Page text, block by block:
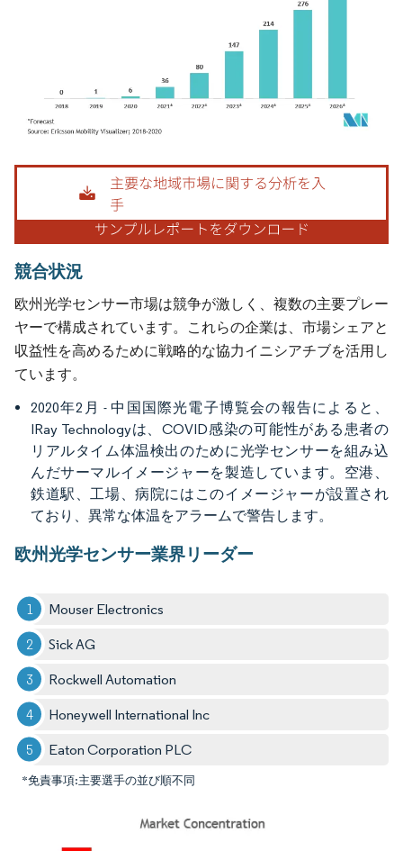
画像 © Mordor Intelligence。再利用にはCC BY 4.0の表示が必要です。
競合状況
欧州光学センサー市場は競争が激しく、複数の主要プレー
ヤーで構成されています。これらの企業は、市場シェアと
収益性を高めるために戦略的な協力イニシアチブを活用し
ています。
2020年2月 - 中国国際光電子博覧会の報告によると、
IRay Technologyは、COVID感染の可能性がある患者の
リアルタイム体温検出のために光学センサーを組み込
んだサーマルイメージャーを製造しています。空港、
鉄道駅、工場、病院にはこのイメージャーが設置され
ており、異常な体温をアラームで警告します。
欧州光学センサー業界リーダー
Mouser Electronics
Sick AG
Rockwell Automation
Honeywell International Inc
Eaton Corporation PLC
*免責事項:主要選手の並び順不同